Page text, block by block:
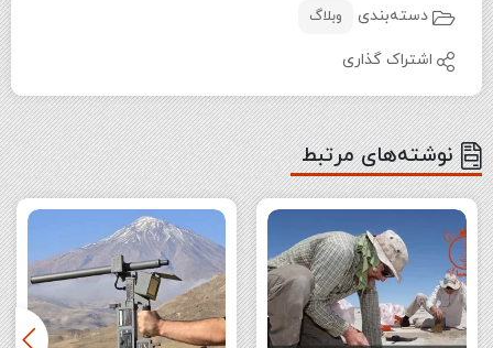
دسته‌بندی وبلاگ
اشتراک گذاری
نوشته‌های مرتبط